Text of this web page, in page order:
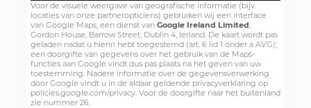
Voor de visuele weergave van geografische informatie (bijv.
locaties van onze partneropticiens) gebruiken wij een interface
van Google Maps, een dienst van Google Ireland Limited,
Gordon House, Barrow Street, Dublin 4, Ierland. De kaart wordt pas
geladen nadat u hierin hebt toegestemd (art. 6 lid 1 onder a AVG);
een doorgifte van gegevens over het gebruik van de Maps-
functies aan Google vindt dus pas plaats na het geven van uw
toestemming. Nadere informatie over de gegevensverwerking
door Google vindt u in de aldaar geldende privacyverklaring op
policies.google.com/privacy. Voor de doorgifte naar het buitenland
zie nummer 26.